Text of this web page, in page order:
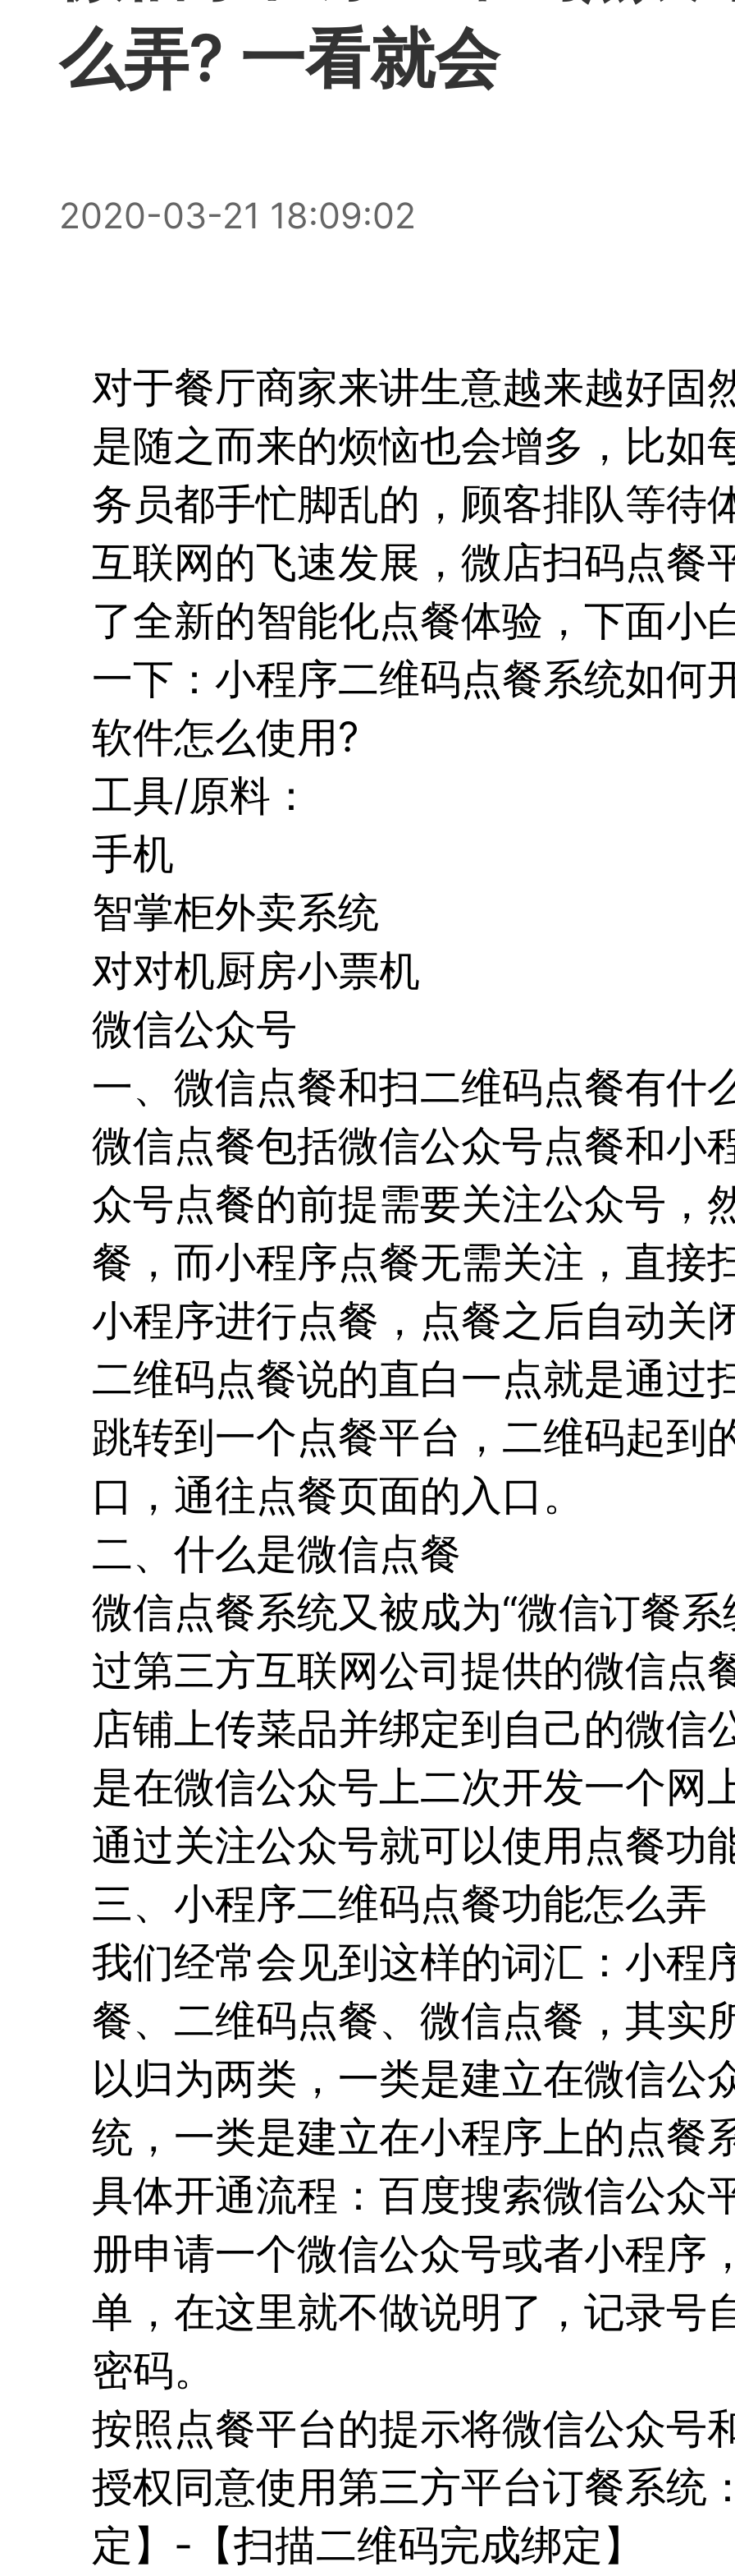
么弄? 一看就会
2020-03-21 18:09:02
对于餐厅商家来讲生意越来越好固
是随之而来的烦恼也会增多，比如
务员都手忙脚乱的，顾客排队等待
互联网的飞速发展，微店扫码点餐
了全新的智能化点餐体验，下面小
一下：小程序二维码点餐系统如何
软件怎么使用?
工具/原料：
手机
智掌柜外卖系统
对对机厨房小票机
微信公众号
一、微信点餐和扫二维码点餐有什
微信点餐包括微信公众号点餐和小
众号点餐的前提需要关注公众号，
餐，而小程序点餐无需关注，直接
小程序进行点餐，点餐之后自动关
二维码点餐说的直白一点就是通过
跳转到一个点餐平台，二维码起到
口，通往点餐页面的入口。
二、什么是微信点餐
微信点餐系统又被成为“微信订餐
过第三方互联网公司提供的微信点
店铺上传菜品并绑定到自己的微信
是在微信公众号上二次开发一个网
通过关注公众号就可以使用点餐功
三、小程序二维码点餐功能怎么弄
我们经常会见到这样的词汇：小程
餐、二维码点餐、微信点餐，其实
以归为两类，一类是建立在微信公
统，一类是建立在小程序上的点餐
具体开通流程：百度搜索微信公众
册申请一个微信公众号或者小程序
单，在这里就不做说明了，记录号
密码。
按照点餐平台的提示将微信公众号
授权同意使用第三方平台订餐系统
定】-【扫描二维码完成绑定】